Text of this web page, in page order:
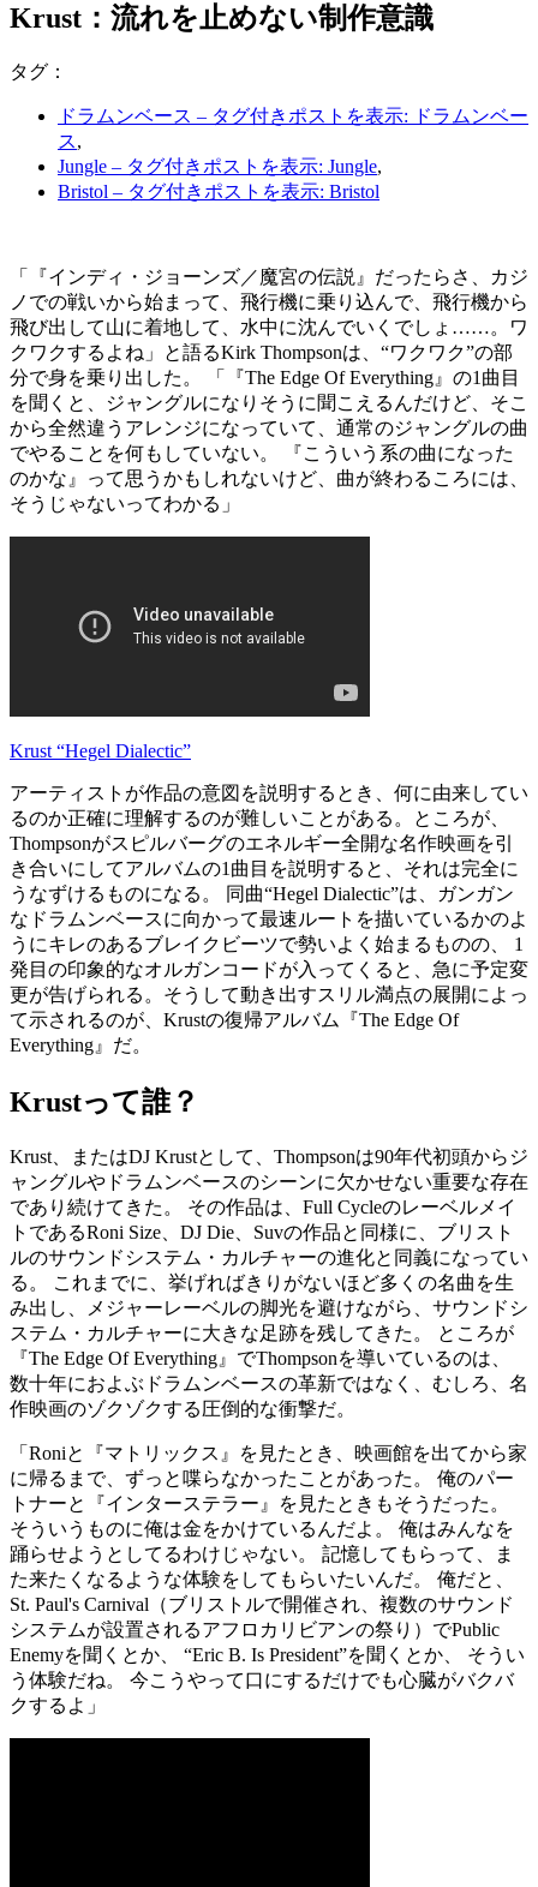
Krust：流れを止めない制作意識
タグ：
ドラムンベース – タグ付きポストを表示: ドラムンベー
ス,
Jungle – タグ付きポストを表示: Jungle,
Bristol – タグ付きポストを表示: Bristol
「『インディ・ジョーンズ／魔宮の伝説』だったらさ、カジ
ノでの戦いから始まって、飛行機に乗り込んで、飛行機から
飛び出して山に着地して、水中に沈んでいくでしょ……。ワ
クワクするよね」と語るKirk Thompsonは、“ワクワク”の部
分で身を乗り出した。 「『The Edge Of Everything』の1曲目
を聞くと、ジャングルになりそうに聞こえるんだけど、そこ
から全然違うアレンジになっていて、通常のジャングルの曲
でやることを何もしていない。 『こういう系の曲になった
のかな』って思うかもしれないけど、曲が終わるころには、
そうじゃないってわかる」
Krust “Hegel Dialectic”
アーティストが作品の意図を説明するとき、何に由来してい
るのか正確に理解するのが難しいことがある。ところが、
Thompsonがスピルバーグのエネルギー全開な名作映画を引
き合いにしてアルバムの1曲目を説明すると、それは完全に
うなずけるものになる。 同曲“Hegel Dialectic”は、ガンガン
なドラムンベースに向かって最速ルートを描いているかのよ
うにキレのあるブレイクビーツで勢いよく始まるものの、 1
発目の印象的なオルガンコードが入ってくると、急に予定変
更が告げられる。そうして動き出すスリル満点の展開によっ
て示されるのが、Krustの復帰アルバム『The Edge Of
Everything』だ。
Krustって誰？
Krust、またはDJ Krustとして、Thompsonは90年代初頭からジ
ャングルやドラムンベースのシーンに欠かせない重要な存在
であり続けてきた。 その作品は、Full Cycleのレーベルメイ
トであるRoni Size、DJ Die、Suvの作品と同様に、ブリスト
ルのサウンドシステム・カルチャーの進化と同義になってい
る。 これまでに、挙げればきりがないほど多くの名曲を生
み出し、メジャーレーベルの脚光を避けながら、サウンドシ
ステム・カルチャーに大きな足跡を残してきた。 ところが
『The Edge Of Everything』でThompsonを導いているのは、
数十年におよぶドラムンベースの革新ではなく、むしろ、名
作映画のゾクゾクする圧倒的な衝撃だ。
「Roniと『マトリックス』を見たとき、映画館を出てから家
に帰るまで、ずっと喋らなかったことがあった。 俺のパー
トナーと『インターステラー』を見たときもそうだった。
そういうものに俺は金をかけているんだよ。 俺はみんなを
踊らせようとしてるわけじゃない。 記憶してもらって、ま
た来たくなるような体験をしてもらいたいんだ。 俺だと、
St. Paul's Carnival（ブリストルで開催され、複数のサウンド
システムが設置されるアフロカリビアンの祭り）でPublic
Enemyを聞くとか、 “Eric B. Is President”を聞くとか、 そうい
う体験だね。 今こうやって口にするだけでも心臓がバクバ
クするよ」